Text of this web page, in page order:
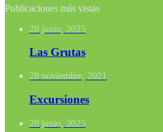
Publicaciones más vistas
28 junio, 2025
Las Grutas
28 noviembre, 2021
Excursiones
28 junio, 2025